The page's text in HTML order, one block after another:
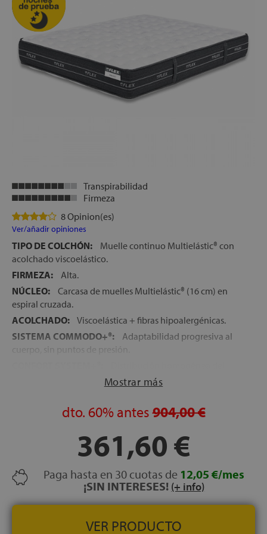
Transpirabilidad
Firmeza
8 Opinion(es)
Ver/añadir opiniones
TIPO DE COLCHÓN:
Muelle continuo Multielástic® con
acolchado viscoelástico.
FIRMEZA:
Alta.
NÚCLEO:
Carcasa de muelles Multielástic® (16 cm) en
espiral cruzada.
ACOLCHADO: Viscoelástica + fibras hipoalergénicas.
SISTEMA COMMODO+®:
Adaptabilidad progresiva al
cuerpo, sin puntos de presión.
peso y mayor adaptabilidad.
densidad para mayor estabilidad.
a la deformación.
SISTEMA OPTIGRADE®:
Regulación activa de
temperatura y humedad.
SISTEMA TOTAL PROTECT: Tratamiento antibacteriano
ASAS LATERALES:
Mostrar más
dto. 60% antes904,00 €
361,60 €
Paga hasta en 30 cuotas de 12,05 €/mes
¡SIN INTERESES! (+ info)
VER PRODUCTO